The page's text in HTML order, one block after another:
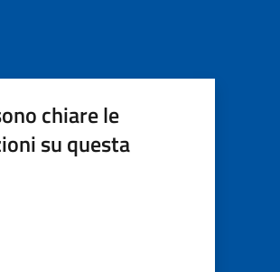
chiare le
su questa